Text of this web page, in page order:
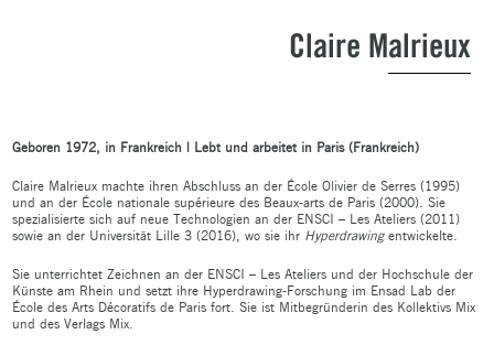
Claire Malrieux
Geboren 1972, in Frankreich | Lebt und arbeitet in Paris (Frankreich)
Claire Malrieux machte ihren Abschluss an der École Olivier de Serres (1995)
und an der École nationale supérieure des Beaux-arts de Paris (2000). Sie
spezialisierte sich auf neue Technologien an der ENSCI – Les Ateliers (2011)
sowie an der Universität Lille 3 (2016), wo sie ihr Hyperdrawingentwickelte.
Sie unterrichtet Zeichnen an der ENSCI – Les Ateliers und der Hochschule der
Künste am Rhein und setzt ihre Hyperdrawing-Forschung im Ensad Lab der
École des Arts Décoratifs de Paris fort. Sie ist Mitbegründerin des Kollektivs Mix
und des Verlags Mix.